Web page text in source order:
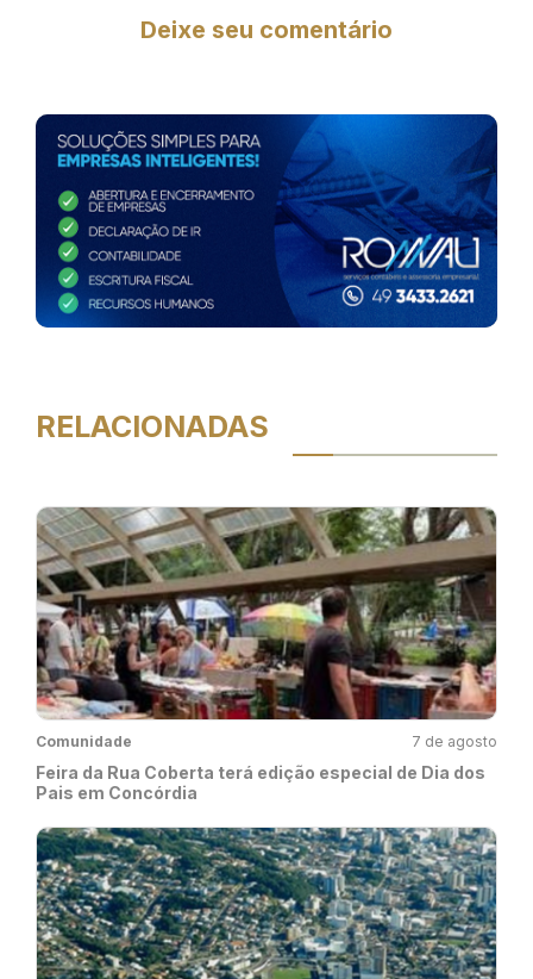
Deixe seu comentário
RELACIONADAS
Comunidade 7 de agosto
Feira da Rua Coberta terá edição especial de Dia dos
Pais em Concórdia